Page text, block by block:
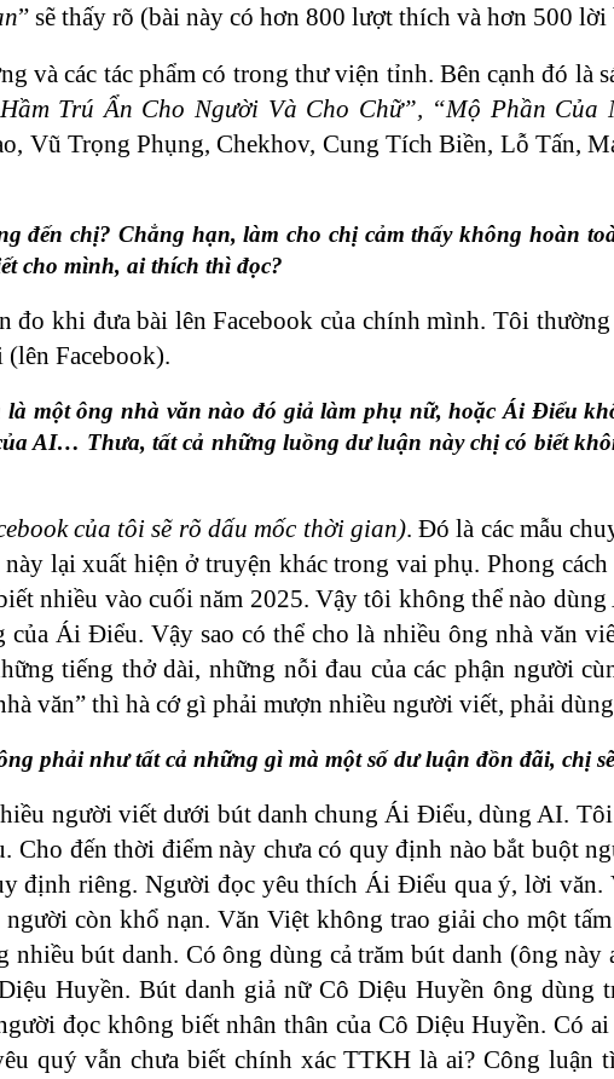
” sẽ thấy rõ (bài này có hơn 800 lượt thích và hơn 500
và các tác phẩm có trong thư viện tỉnh. Bên cạnh đó là
Trú Ẩn Cho Người Và Cho Chữ”, “Mộ Phần Của
Vũ Trọng Phụng, Chekhov, Cung Tích Biền, Lỗ Tấn,
đến chị? Chẳng hạn, làm cho chị cảm thấy không hoàn
cho mình, ai thích thì đọc?
đo khi đưa bài lên Facebook của chính mình. Tôi
Facebook).
một ông nhà văn nào đó giả làm phụ nữ, hoặc Ái Điểu
AI… Thưa, tất cả những luồng dư luận này chị có biết
của tôi sẽ rõ dấu mốc thời gian). Đó là các mẫu
lại xuất hiện ở truyện khác trong vai phụ. Phong cách
nhiều vào cuối năm 2025. Vậy tôi không thể nào
Ái Điểu. Vậy sao có thể cho là nhiều ông nhà văn
tiếng thở dài, những nỗi đau của các phận người
văn” thì hà cớ gì phải mượn nhiều người viết, phải
phải như tất cả những gì mà một số dư luận đồn đãi, chị
người viết dưới bút danh chung Ái Điểu, dùng AI.
đến thời điểm này chưa có quy định nào bắt buột
định riêng. Người đọc yêu thích Ái Điểu qua ý, lời văn.
còn khổ nạn. Văn Việt không trao giải cho một
bút danh. Có ông dùng cả trăm bút danh (ông này
Huyền. Bút danh giả nữ Cô Diệu Huyền ông dùng
đọc không biết nhân thân của Cô Diệu Huyền. Có
quý vẫn chưa biết chính xác TTKH là ai? Công luận